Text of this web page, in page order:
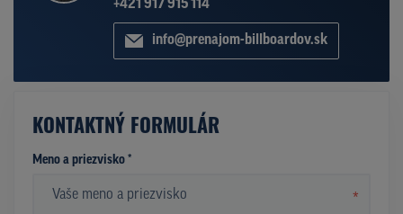
+421 917 915 114
info@prenajom-billboardov.sk
KONTAKTNÝ FORMULÁR
Meno a priezvisko *
*